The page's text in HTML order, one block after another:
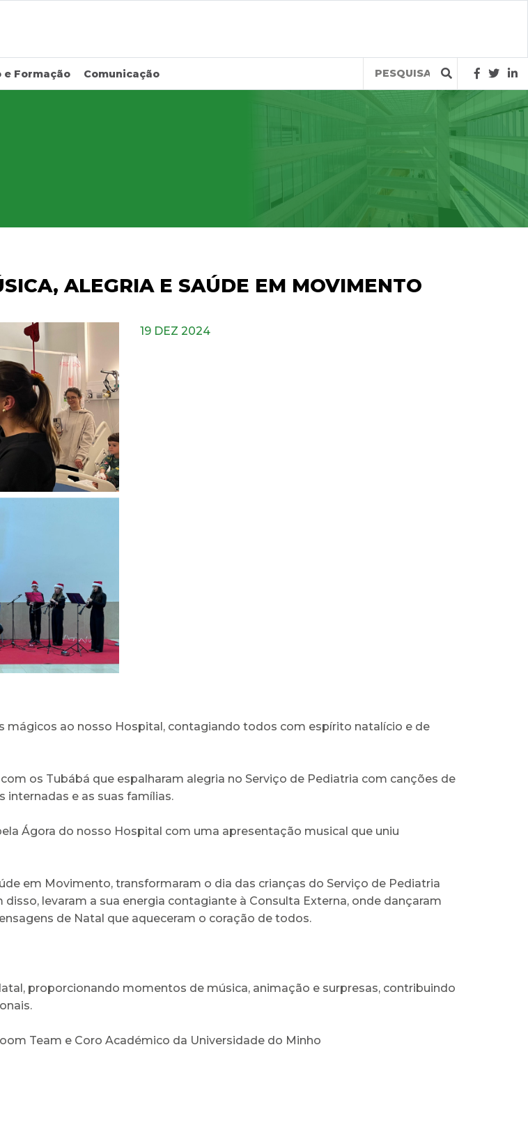
Formação Comunicação
Query
ALEGRIA E SAÚDE EM MOVIMENTO
19 DEZ 2024
mágicos ao nosso Hospital, contagiando todos com espírito natalício e de
os Tubábá que espalharam alegria no Serviço de Pediatria com canções de
internadas e as suas famílias.
Ágora do nosso Hospital com uma apresentação musical que uniu
em Movimento, transformaram o dia das crianças do Serviço de Pediatria
levaram a sua energia contagiante à Consulta Externa, onde dançaram
de Natal que aqueceram o coração de todos.
proporcionando momentos de música, animação e surpresas, contribuindo
Team e Coro Académico da Universidade do Minho